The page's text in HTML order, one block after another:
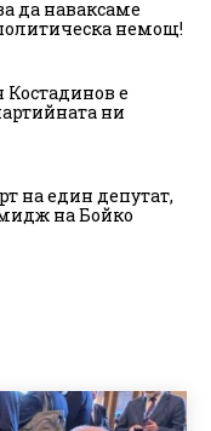
да наваксаме
немощ!
е
ни
на един депутат,
на Бойко